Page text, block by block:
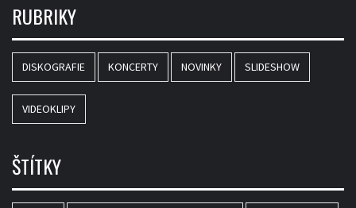
RUBRIKY
DISKOGRAFIE KONCERTY NOVINKY SLIDESHOW
VIDEOKLIPY
ŠTÍTKY